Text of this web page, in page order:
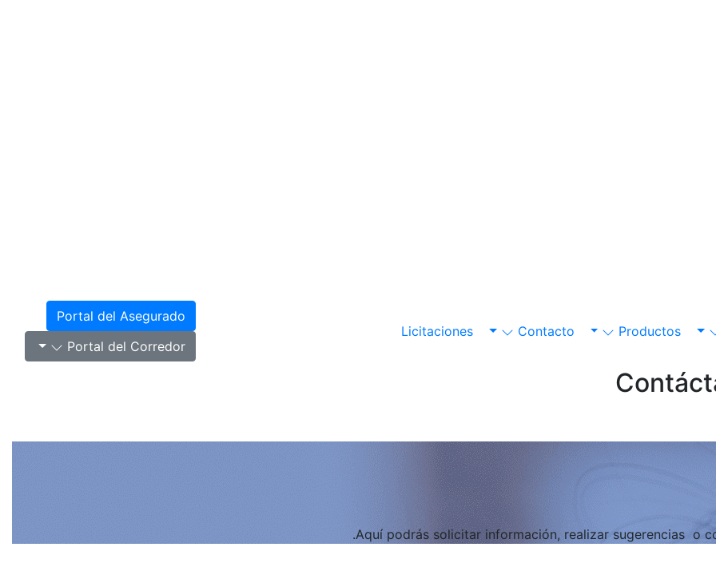
Productos
Contacto
Licitaciones
Portal del Asegurado
Portal del Corredor
Aquí podrás solicitar información, realizar sugerencias o